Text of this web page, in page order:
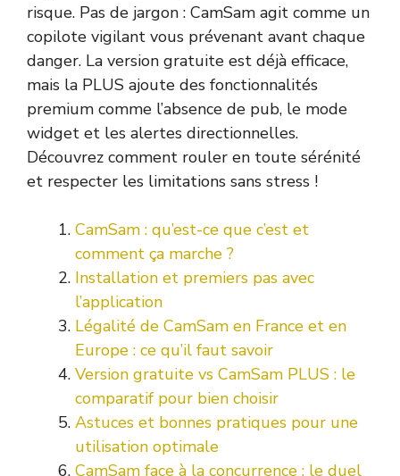
risque. Pas de jargon : CamSam agit comme un
copilote vigilant vous prévenant avant chaque
danger. La version gratuite est déjà efficace,
mais la PLUS ajoute des fonctionnalités
premium comme l’absence de pub, le mode
widget et les alertes directionnelles.
Découvrez comment rouler en toute sérénité
et respecter les limitations sans stress !
CamSam : qu’est-ce que c’est et
comment ça marche ?
Installation et premiers pas avec
l’application
Légalité de CamSam en France et en
Europe : ce qu’il faut savoir
Version gratuite vs CamSam PLUS : le
comparatif pour bien choisir
Astuces et bonnes pratiques pour une
utilisation optimale
CamSam face à la concurrence : le duel